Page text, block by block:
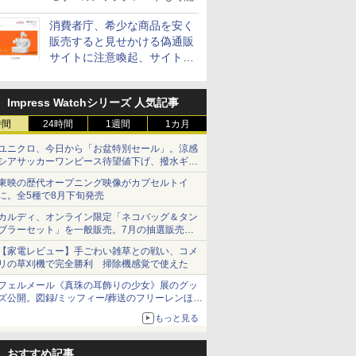
消費者庁、希少な商品を安く
販売すると見せかける偽通販
サイトに注意喚起、サイト名
Impress Watchシリーズ 人気記事
24時間 1週間 1カ月
ニクロ、今日から「お盆特別セール」。涼感
アサッカーワンピース待望値下げ、撥水ギア
ョーツは1990円に
映の歴代オープニング映像がカプセルトイ
。全5種で8月下旬発売
ルディ、オンライン限定「ネコバッグ＆タン
ラーセット」を一般販売。7月の抽選販売の
選無効分
家電レビュー】手ごわい雑草との戦い、コメ
の草刈機で完全勝利 掃除機感覚で使えた
ェルメール《真珠の耳飾りの少女》展のグッ
公開。図録/ミッフィー/葬送のフリーレンほ
もっと見る